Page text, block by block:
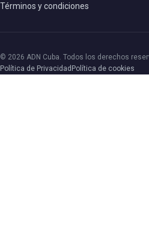
Términos y condiciones
© 2026 ADN Cuba. Todos los derechos
Política de Privacidad Política de cookies